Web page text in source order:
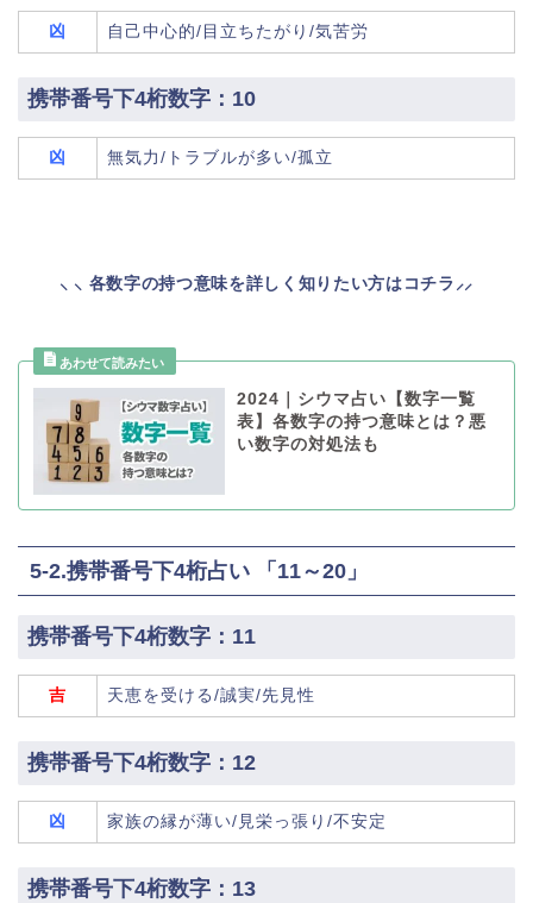
凶 自己中心的/目立ちたがり/気苦労
携帯番号下4桁数字：10
凶 無気力/トラブルが多い/孤立
⸜ ⸜ 各数字の持つ意味を詳しく知りたい方はコチラ⸝⸝
2024｜シウマ占い【数字一覧
表】各数字の持つ意味とは？悪
い数字の対処法も
5-2.携帯番号下4桁占い 「11～20」
携帯番号下4桁数字：11
吉 天恵を受ける/誠実/先見性
携帯番号下4桁数字：12
凶 家族の縁が薄い/見栄っ張り/不安定
携帯番号下4桁数字：13